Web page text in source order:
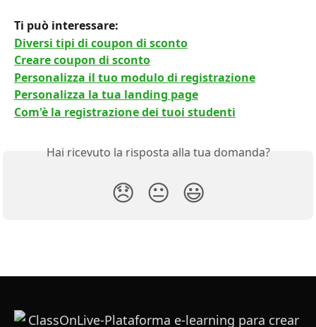
Ti può interessare:
Diversi tipi di coupon di sconto
Creare coupon di sconto
Personalizza il tuo modulo di registrazione
Personalizza la tua landing page
Com'è la registrazione dei tuoi studenti
Hai ricevuto la risposta alla tua domanda?
😞 😐 😃